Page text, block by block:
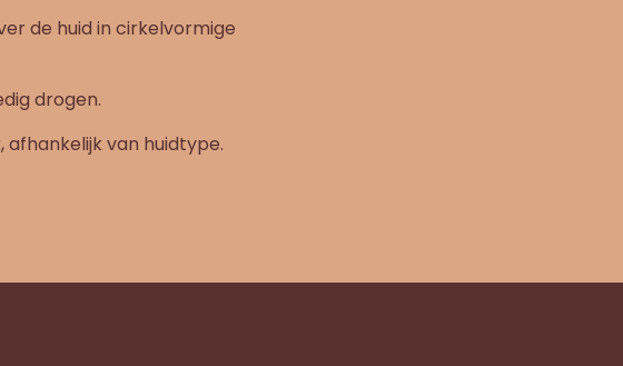
de huid in cirkelvormige
drogen.
van huidtype.